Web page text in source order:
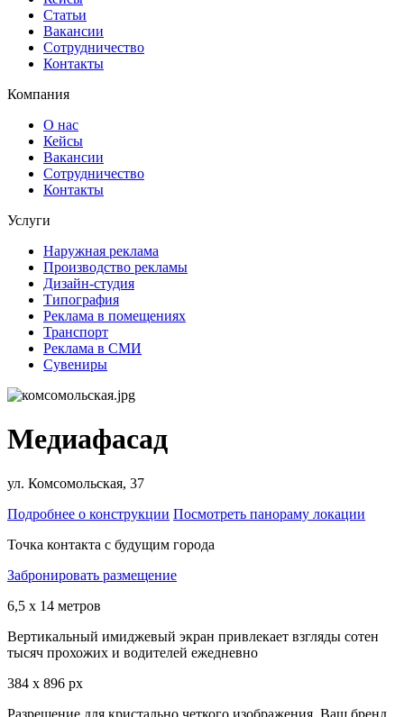
Статьи
Вакансии
Сотрудничество
Контакты
Компания
О нас
Кейсы
Вакансии
Сотрудничество
Контакты
Услуги
Наружная реклама
Производство рекламы
Дизайн-студия
Типография
Реклама в помещениях
Транспорт
Реклама в СМИ
Сувениры
Медиафасад
ул. Комсомольская, 37
Подробнее о конструкции Посмотреть панораму локации
Точка контакта с будущим города
Забронировать размещение
6,5 х 14 метров
Вертикальный имиджевый экран привлекает взгляды сотен
тысяч прохожих и водителей ежедневно
384 х 896 px
Разрешение для кристально четкого изображения. Ваш бренд